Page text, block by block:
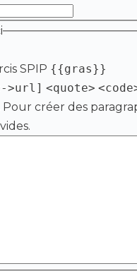
SPIP {{gras}}
>url] <quote>
Pour créer des